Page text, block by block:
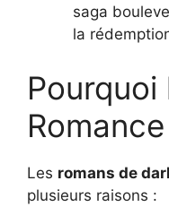
saga
la
Les romans de
plusieurs raisons :